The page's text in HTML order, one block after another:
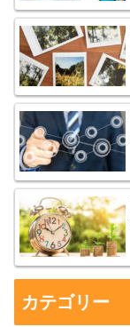
カテゴリー